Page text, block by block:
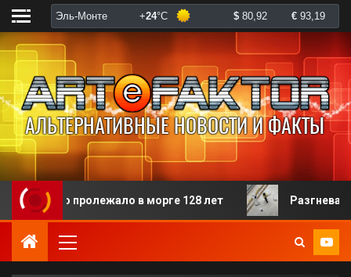
пролежало в морге 128 лет Разгневанная